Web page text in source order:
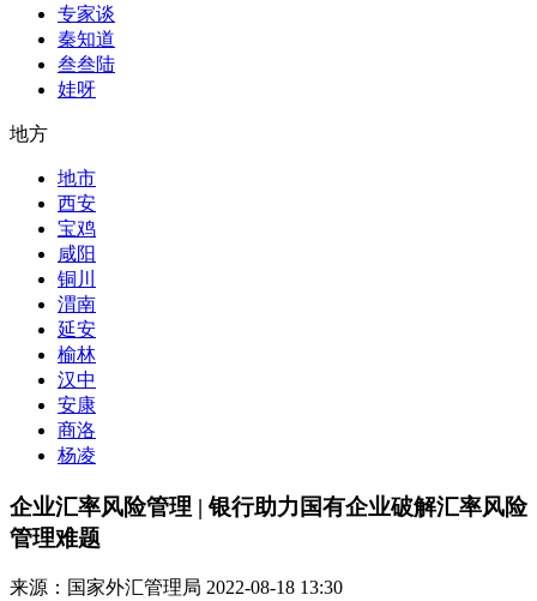
专家谈
秦知道
叁叁陆
娃呀
地方
地市
西安
宝鸡
咸阳
铜川
渭南
延安
榆林
汉中
安康
商洛
杨凌
企业汇率风险管理 | 银行助力国有企业破解汇率风险
管理难题
来源：国家外汇管理局 2022-08-18 13:30